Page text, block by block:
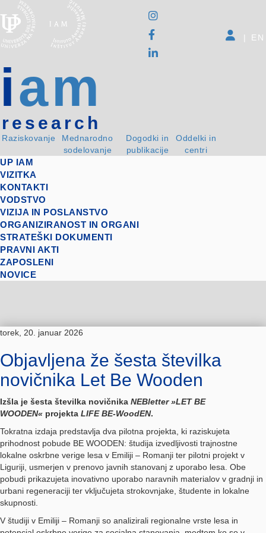
iam
research
Raziskovanje
Mednarodno
sodelovanje
Dogodki in
publikacije
Oddelki in
centri
| EN
UP IAM
VIZITKA
KONTAKTI
VODSTVO
VIZIJA IN POSLANSTVO
ORGANIZIRANOST IN ORGANI
STRATEŠKI DOKUMENTI
PRAVNI AKTI
ZAPOSLENI
NOVICE
torek, 20. januar 2026
Objavljena že šesta številka
novičnika Let Be Wooden
Izšla je šesta številka novičnika NEBletter »LET BE
WOODEN« projekta LIFE BE-WoodEN.
Tokratna izdaja predstavlja dva pilotna projekta, ki raziskujeta
prihodnost pobude BE WOODEN: študija izvedljivosti trajnostne
lokalne oskrbne verige lesa v Emiliji – Romanji ter pilotni projekt v
Liguriji, usmerjen v prenovo javnih stanovanj z uporabo lesa. Obe
pobudi prikazujeta inovativno uporabo naravnih materialov v gradnji in
urbani regeneraciji ter vključujeta strokovnjake, študente in lokalne
skupnosti.
V študiji v Emiliji – Romanji so analizirali regionalne vrste lesa in